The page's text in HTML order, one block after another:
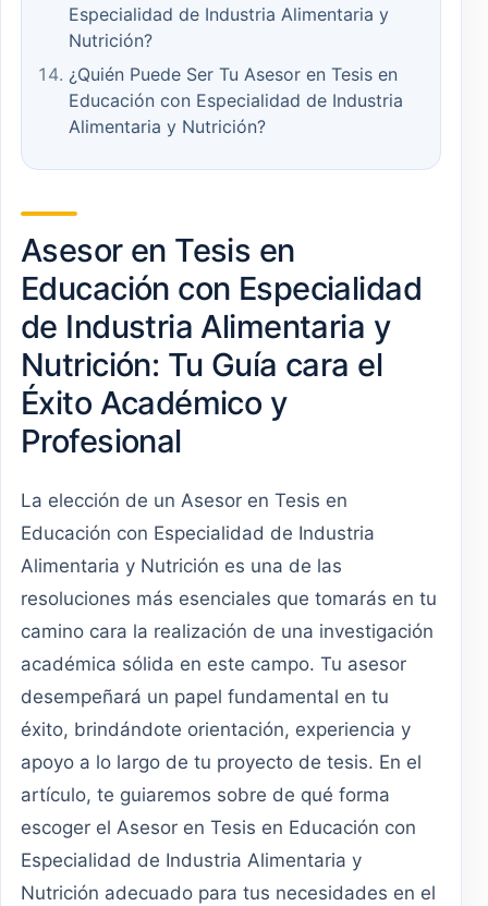
Especialidad de Industria Alimentaria y
Nutrición?
¿Quién Puede Ser Tu Asesor en Tesis en
Educación con Especialidad de Industria
Alimentaria y Nutrición?
Asesor en Tesis en
Educación con Especialidad
de Industria Alimentaria y
Nutrición: Tu Guía cara el
Éxito Académico y
Profesional
La elección de un Asesor en Tesis en
Educación con Especialidad de Industria
Alimentaria y Nutrición es una de las
resoluciones más esenciales que tomarás en tu
camino cara la realización de una investigación
académica sólida en este campo. Tu asesor
desempeñará un papel fundamental en tu
éxito, brindándote orientación, experiencia y
apoyo a lo largo de tu proyecto de tesis. En el
artículo, te guiaremos sobre de qué forma
escoger el Asesor en Tesis en Educación con
Especialidad de Industria Alimentaria y
Nutrición adecuado para tus necesidades en el